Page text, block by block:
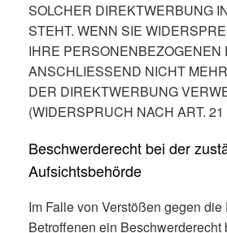
SOLCHER DIREKTWERBUNG
STEHT. WENN SIE
IHRE PERSONENBEZOGENEN
ANSCHLIESSEND NICHT
DER DIREKTWERBUNG
(WIDERSPRUCH NACH ART. 21
Beschwerde­recht bei der
Aufsichts­behörde
Im Falle von Verstößen gegen die
Betroffenen ein Beschwerderecht